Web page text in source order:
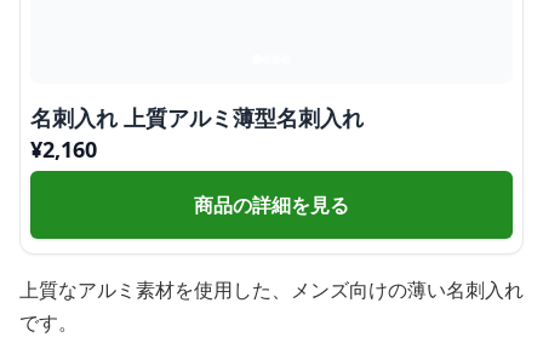
名刺入れ 上質アルミ薄型名刺入れ
¥2,160
商品の詳細を見る
上質なアルミ素材を使用した、メンズ向けの薄い名刺入れ
です。